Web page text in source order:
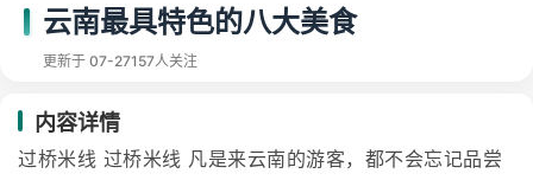
云南最具特色的八大美食
更新于 07-27157人关注
内容详情
过桥米线 过桥米线 凡是来云南的游客，都不会忘记品尝